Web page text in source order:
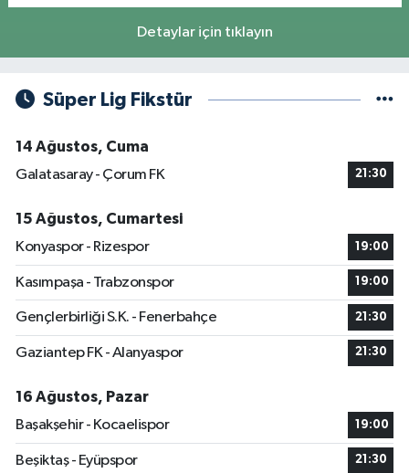
Detaylar için tıklayın
Süper Lig Fikstür
14 Ağustos, Cuma
Galatasaray - Çorum FK
21:30
15 Ağustos, Cumartesi
Konyaspor - Rizespor
19:00
Kasımpaşa - Trabzonspor 19:00
Gençlerbirliği S.K. - Fenerbahçe 21:30
Gaziantep FK - Alanyaspor 21:30
16 Ağustos, Pazar
Başakşehir - Kocaelispor
19:00
Beşiktaş - Eyüpspor 21:30